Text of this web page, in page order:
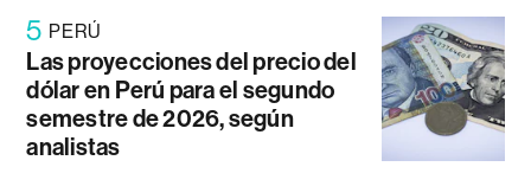
5 PERÚ
Las proyecciones del precio del
dólar en Perú para el segundo
semestre de 2026, según
analistas